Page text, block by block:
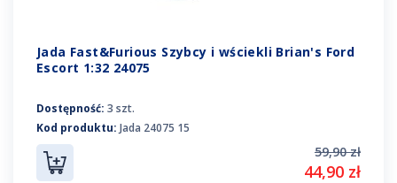
Jada Fast&Furious Szybcy i wściekli Brian's Ford
Escort 1:32 24075
Dostępność: 3 szt.
Kod produktu: Jada 24075 15
59,90 zł
44,90 zł